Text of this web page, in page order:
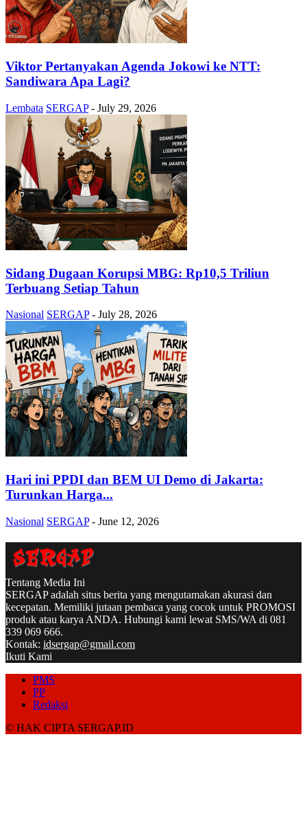
Viktor Pertanyakan Agenda Jokowi ke NTT:
Sandiwara Apa Lagi?
Lembata SERGAP - July 29, 2026
Sidang Dugaan Korupsi MBG: Rp10,5 Triliun
Terbuang Setiap Tahun
Nasional SERGAP - July 28, 2026
Hari ini PPDI dan BEM UI Demo di Jakarta:
Turunkan Harga...
Nasional SERGAP - June 12, 2026
Tentang Media Ini
SERGAP adalah situs berita yang mengutamakan akurasi dan
kecepatan. Memiliki jutaan pembaca yang cocok untuk PROMOSI
produk atau karya ANDA. Hubungi kami lewat SMS/WA di 081
339 069 666.
Kontak: idsergap@gmail.com
Ikuti Kami
PMS
PP
Redaksi
© HAK CIPTA SERGAP.ID